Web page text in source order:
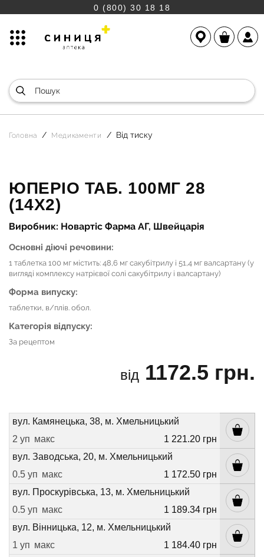
0 (800) 30 18 18
Головна Медикаменти Від тиску
ЮПЕРІО ТАБ. 100МГ 28
(14Х2)
Виробник: Новартіс Фарма АГ, Швейцарія
Основні діючі речовини:
1 таблетка 100 мг містить: 48,6 мг сакубітрилу і 51,4 мг валсартану (у
вигляді комплексу натрієвої солі сакубітрилу і валсартану)
Форма випуску:
таблетки, в/плів. обол.
Категорія відпуску:
За рецептом
від 1172.5 грн.
вул. Камянецька, 38, м. Хмельницький
2 уп макс
1 221.20 грн
вул. Заводська, 20, м. Хмельницький
0.5 уп макс
1 172.50 грн
вул. Проскурівська, 13, м. Хмельницький
0.5 уп макс
1 189.34 грн
вул. Вінницька, 12, м. Хмельницький
1 уп макс
1 184.40 грн